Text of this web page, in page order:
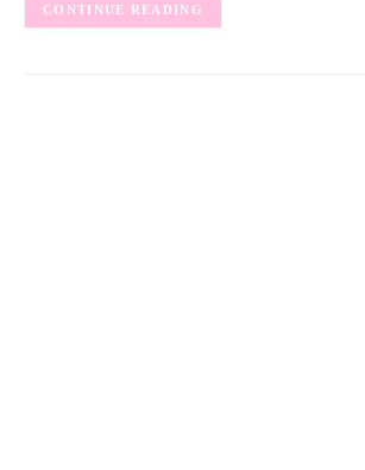
CONTINUE READING